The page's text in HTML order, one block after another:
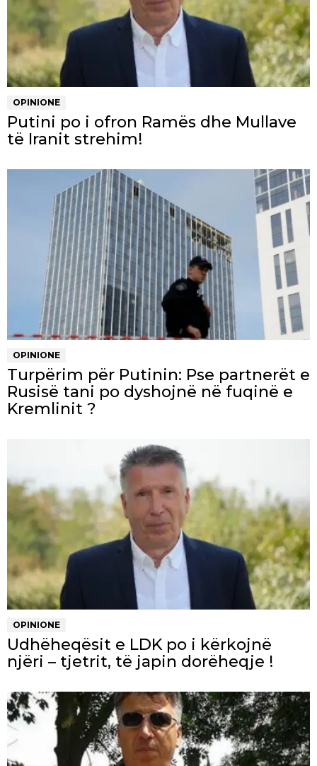
OPINIONE
Putini po i ofron Ramës dhe Mullave
të Iranit strehim!
OPINIONE
Turpërim për Putinin: Pse partnerët e
Rusisë tani po dyshojnë në fuqinë e
Kremlinit ?
OPINIONE
Udhëheqësit e LDK po i kërkojnë
njëri – tjetrit, të japin dorëheqje !